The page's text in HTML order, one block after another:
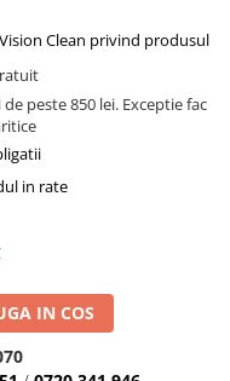
Clean privind produsul
peste 850 lei. Exceptie fac
in rate
IN COS